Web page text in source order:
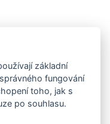
základní
fungování
toho, jak s
po souhlasu.